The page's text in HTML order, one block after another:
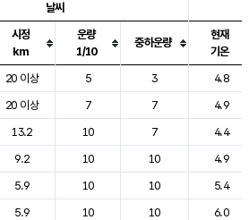
날씨, 기온, 강수, 바람, 기압등을 안내한 표입
날씨
시정
km
운량
1/10
중하운량
현재
기온
20 이상 5 3
4.8
20 이상 7 7
4.9
13.2 10 7
4.4
9.2 10 10
4.9
5.9 10 10
5.4
5.9 10 10
6.0